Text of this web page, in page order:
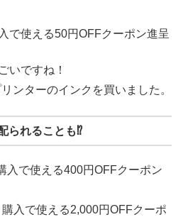
で使える50円OFFクーポン進呈
いですね！
ンターのインクを買いました。
られることも⁉
入で使える400円OFFクーポン
入で使える2,000円OFFクーポ